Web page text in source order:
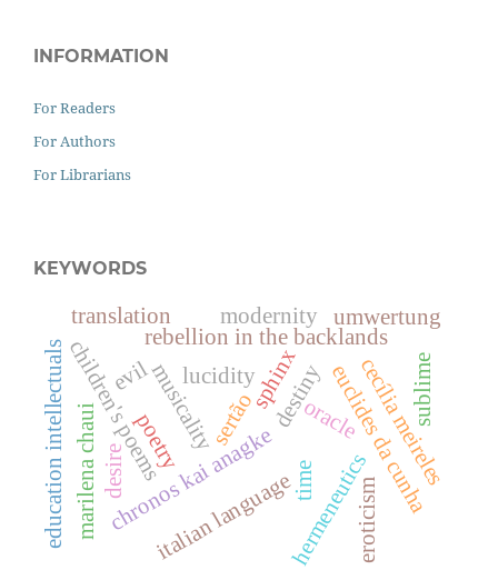
INFORMATION
For Readers
For Authors
For Librarians
KEYWORDS
chronos kai anagke
destiny
sphinx
oracle
time
sertão euclides da cunha
rebellion in the backlands
cecília meireles
musicality
children's poems
translation
italian languagehermeneutics
marilena chaui eroticism
education intellectuals
modernity
sublime
poetry
umwertung
lucidity
evil
desire